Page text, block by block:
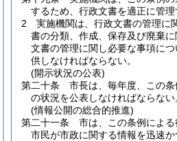
するため、行政文書を適正に管理
2
実施機関は、行政文書の管理に
書の分類、作成、保存及び廃棄
文書の管理に関し必要な事項に
供しなければならない。
(開示状況の公表)
第二十条
市長は、毎年度、この
の状況を公表しなければならない
(情報公開の総合的推進)
第二十一条
市は、この条例による
市民が市政に関する情報を迅速か